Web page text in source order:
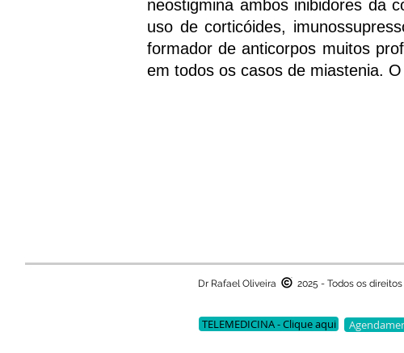
neostigmina ambos inibidores da
uso de corticóides,
formador de anticorpos muitos
em todos os casos de miastenia.
Dr Rafael Oliveira 2025 - Todos os
TELEMEDICINA - Clique aqui